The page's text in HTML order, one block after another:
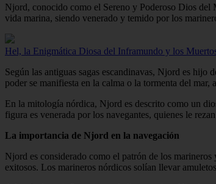
Njord, conocido como el Sereno y Poderoso Dios del
vida marina, siendo venerado y temido por los
Hel, la Enigmática Diosa del Inframundo y los
Según las antiguas sagas escandinavas, Njord es hijo
poder se manifiesta en la calma o la tormenta del
En la mitología nórdica, Njord es descrito como un
figura es venerada por los navegantes, quienes le
La importancia de Njord en la navegación
Njord es considerado como el patrón de los
exitosos. Los marineros nórdicos solían llevar